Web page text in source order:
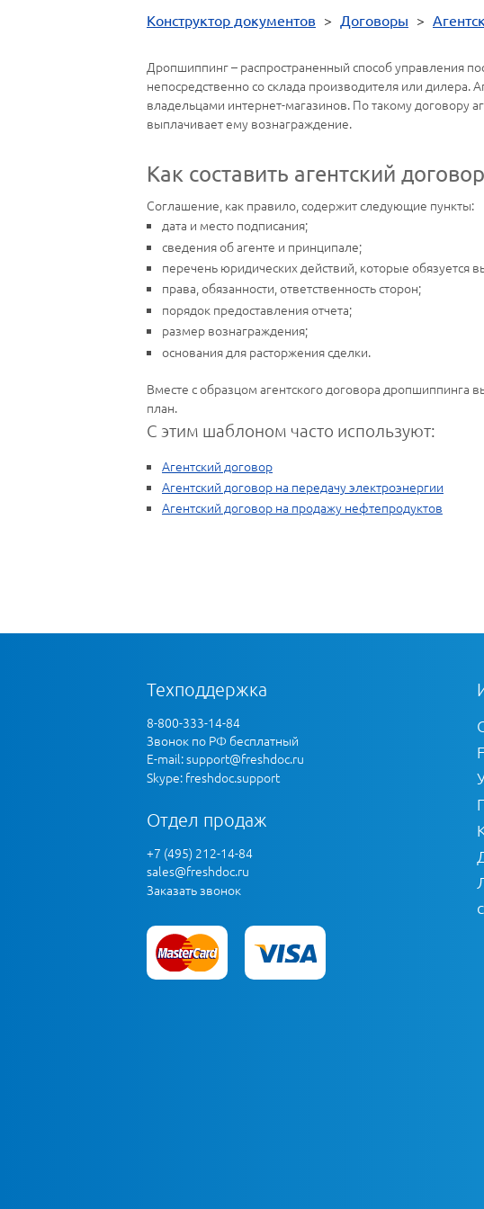
Конструктор документов > Договоры >
Дропшиппинг – распространенный способ управления
непосредственно со склада производителя или
владельцами интернет-магазинов. По такому договору
выплачивает ему вознаграждение.
Как составить агентский
Соглашение, как правило, содержит следующие пункты:
дата и место подписания;
сведения об агенте и принципале;
перечень юридических действий, которые обязуется
права, обязанности, ответственность сторон;
порядок предоставления отчета;
размер вознаграждения;
основания для расторжения сделки.
Вместе с образцом агентского договора дропшиппинга
план.
С этим шаблоном часто используют:
Агентский договор
Агентский договор на передачу электроэнергии
Агентский договор на продажу нефтепродуктов
Техподдержка
8-800-333-14-84
Звонок по РФ бесплатный
E-mail:support@freshdoc.ru
Skype: freshdoc.support
Отдел продаж
+7 (495) 212-14-84
sales@freshdoc.ru
Заказать звонок